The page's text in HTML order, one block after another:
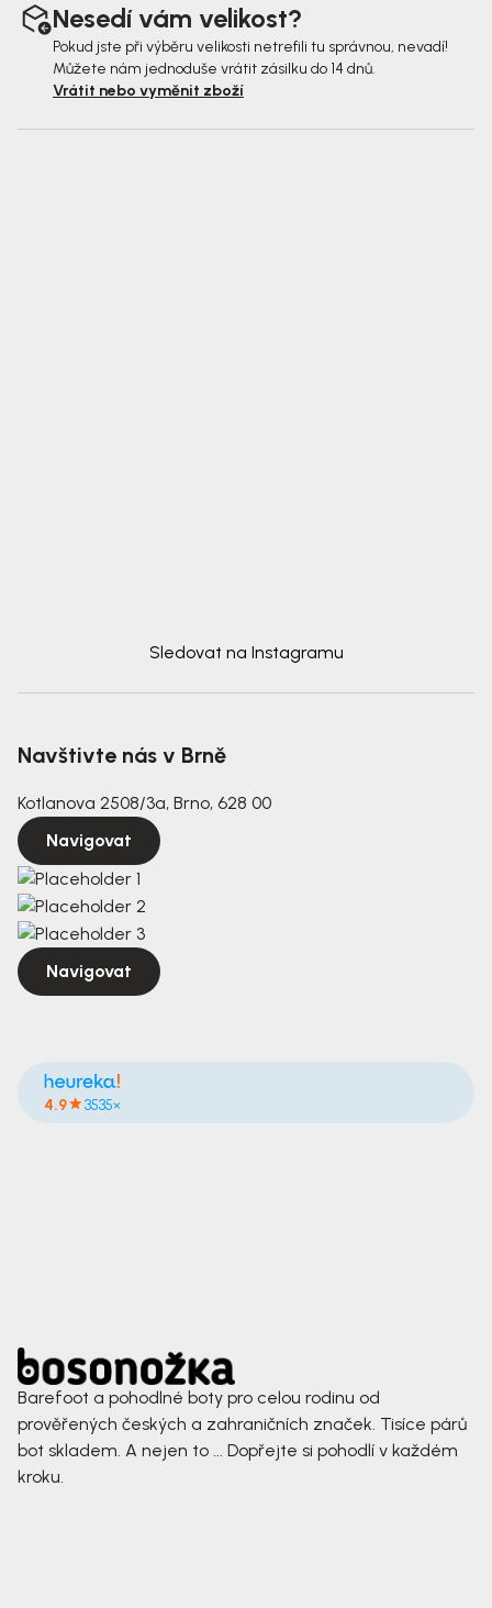
Nesedí vám velikost?
Pokud jste při výběru velikosti netrefili tu správnou, nevadí!
Můžete nám jednoduše vrátit zásilku do 14 dnů.
Vrátit nebo vyměnit zboží
Sledovat na Instagramu
Navštivte nás v Brně
Kotlanova 2508/3a, Brno, 628 00
Navigovat
Navigovat
4.9 3535×
Barefoot a pohodlné boty pro celou rodinu od
prověřených českých a zahraničních značek. Tisíce párů
bot skladem. A nejen to ... Dopřejte si pohodlí v každém
kroku.